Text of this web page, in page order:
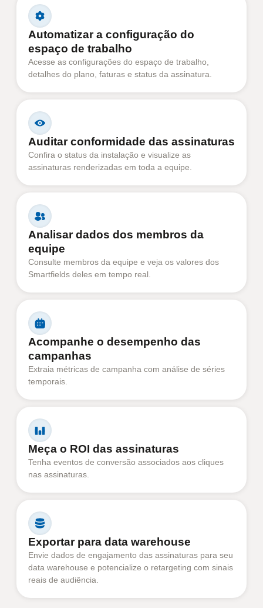
Automatizar a configuração do
espaço de trabalho
Acesse as configurações do espaço de trabalho,
detalhes do plano, faturas e status da assinatura.
Auditar conformidade das assinaturas
Confira o status da instalação e visualize as
assinaturas renderizadas em toda a equipe.
Analisar dados dos membros da
equipe
Consulte membros da equipe e veja os valores dos
Smartfields deles em tempo real.
Acompanhe o desempenho das
campanhas
Extraia métricas de campanha com análise de séries
temporais.
Meça o ROI das assinaturas
Tenha eventos de conversão associados aos cliques
nas assinaturas.
Exportar para data warehouse
Envie dados de engajamento das assinaturas para seu
data warehouse e potencialize o retargeting com sinais
reais de audiência.